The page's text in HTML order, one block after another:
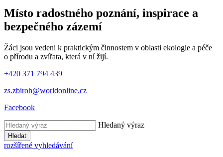
Místo radostného poznání, inspirace a
bezpečného zázemí
Žáci jsou vedeni k praktickým činnostem v oblasti ekologie a péče
o přírodu a zvířata, která v ní žijí.
+420 371 794 439
zs.zbiroh@worldonline.cz
Facebook
Hledaný výraz
Hledat
rozšířené vyhledávání